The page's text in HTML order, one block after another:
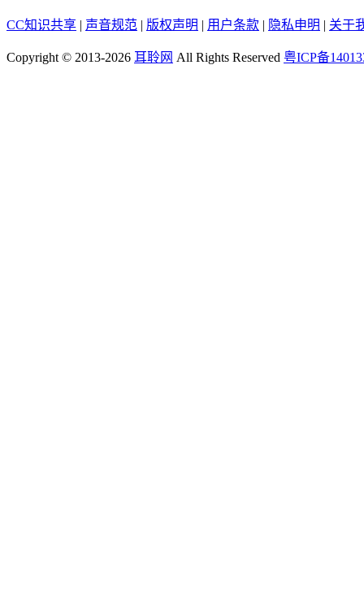
CC知识共享 | 声音规范 | 版权声明 | 用户条款 | 隐私申明 | 关于
Copyright © 2013-2026 耳聆网 All Rights Reserved 粤ICP备